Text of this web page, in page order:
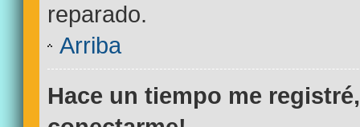
reparado.
Arriba
Hace un tiempo me